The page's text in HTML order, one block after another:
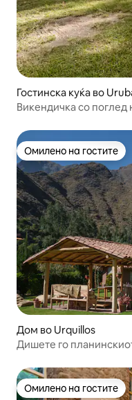
Гостинска куќа во
Викендичка со поглед
Омилено на гостите
Омилено на гостите
Дом во Urquillos
Дишете го
Омилено на гостите
Омилено на гостите